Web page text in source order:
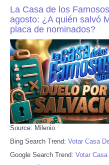
La Casa de los
agosto: ¿A quién salvó
placa de nominados?
Source: Milenio
Bing Search Trend: Votar Casa
Google Search Trend: Votar